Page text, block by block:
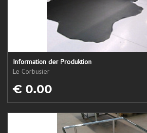
Information der Produktion
Le Corbusier
€ 0.00